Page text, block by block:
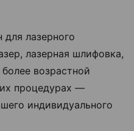
лазерного
лазерная шлифовка,
возрастной
процедурах —
индивидуального